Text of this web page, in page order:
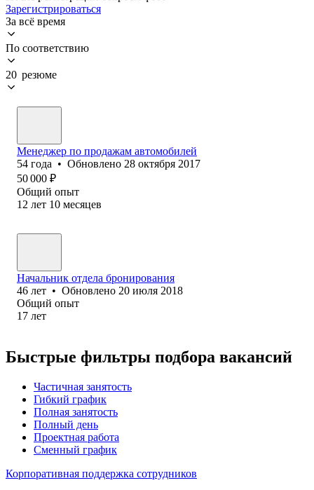
Зарегистрироваться
За всё время
По соответствию
20 резюме
Менеджер по продажам автомобилей
54 года • Обновлено 28 октября 2017
50 000 ₽
Общий опыт
12 лет 10 месяцев
Начальник отдела бронирования
46 лет • Обновлено 20 июля 2018
Общий опыт
17 лет
Быстрые фильтры подбора вакансий
Частичная занятость
Гибкий график
Полная занятость
Полный день
Проектная работа
Сменный график
Корпоративная поддержка сотрудников